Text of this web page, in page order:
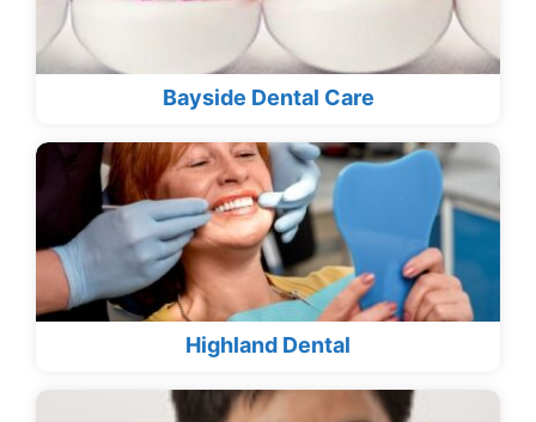
Bayside Dental Care
Highland Dental